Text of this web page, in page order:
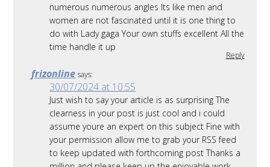
numerous numerous angles Its like men and
women are not fascinated until it is one thing to
do with Lady gaga Your own stuffs excellent All the
time handle it up
Reply
frizonline says:
30/07/2024 at 10:55
Just wish to say your article is as surprising The
clearness in your post is just cool and i could
assume youre an expert on this subject Fine with
your permission allow me to grab your RSS feed
to keep updated with forthcoming post Thanks a